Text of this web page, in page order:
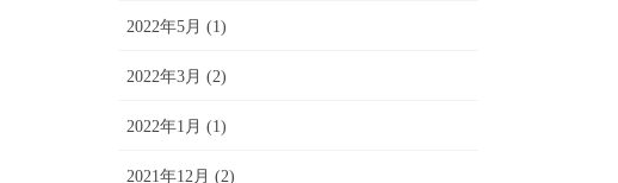
2022年5月 (1)
2022年3月 (2)
2022年1月 (1)
2021年12月 (2)